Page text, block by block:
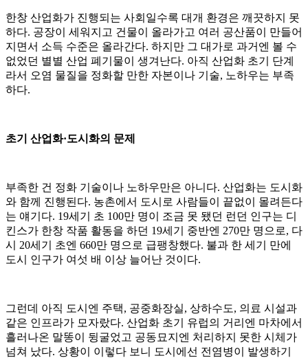
한창 산업화가 진행되는 사회일수록 대개 환경은 깨끗하지 못
하다. 공장이 세워지고 건물이 올라가고 여러 공산품이 만들어
지면서 소득 수준은 올라간다. 하지만 그 대가로 과거엔 볼 수
없었던 별별 산업 폐기물이 생겨난다. 아직 산업화 초기 단계
라서 오염 물질을 정화할 만한 자본이나 기술, 노하우는 부족
하다.
초기 산업화·도시화의 문제
부족한 건 정화 기술이나 노하우만은 아니다. 산업화는 도시화
와 함께 진행된다. 농촌에서 도시로 사람들이 끝없이 몰려든다
는 얘기다. 19세기 초 100만 명이 조금 못 됐던 런던 인구는 디
킨스가 한창 작품 활동을 하던 19세기 중반엔 270만 명으로, 다
시 20세기 초엔 660만 명으로 급팽창했다. 불과 한 세기 만에
도시 인구가 여섯 배 이상 늘어난 것이다.
그런데 아직 도시엔 주택, 공중화장실, 상하수도, 의료 시설과
같은 인프라가 모자랐다. 산업화 초기 유럽의 거리엔 마차에서
흘러나온 말똥이 뒹굴었고 공동묘지엔 처리하지 못한 시체가
넘쳐 났다. 상황이 이렇다 보니 도시에선 전염병이 발생하기